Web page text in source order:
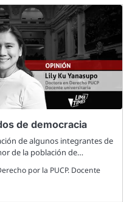
de democracia
de algunos integrantes de
de la población de…
por la PUCP. Docente